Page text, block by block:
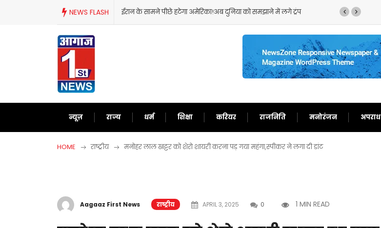
NEWS FLASH
दुनिया को समझाने में लगे ट्रंप ट्रंप का फिर से बेतुका बयान,ईरान को बता दिया बेचारा
न्यूज़ राज्य धर्म शिक्षा करियर राजनिति मनोरंजन अपराध
HOME राष्ट्रीय मनोहर लाल खट्टर को शेरो शायरी करना पड़ गया महंगा,स्पीकर ने लगा दी डांट
Aagaaz First News राष्ट्रीय APRIL 3, 2025 0 1 MIN READ